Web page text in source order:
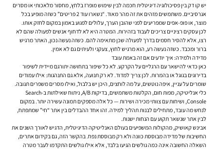
יש קו דק בין פסיכולוגיה דיגיטלית חכמה לבין שימוש מופרז בלחץ, מחסור מלאכותי או מסרים
אגרסיביים. משתמשים מזהים את זה מהר מאוד. “נשארו עוד 2 פריטים” כשזה מופיע בכל
מוצר, או פופ-אפים שמפריעים לפני שהובן הערך, עלולים לפגוע באמון במקום לחזק אותו.
לכן עסקים רציניים צריכים לעבוד בזהירות. המטרה היא לא לדחוף אנשים לפעולה שהם לא
רצו, אלא להסיר חסמים בדרך לפעולה שכן מתאימה להם. כשזה נעשה נכון, האתר מרגיש
ברור ומכבד. כשזה נעשה רע, הוא מרגיש לחוץ, צעקני ולעיתים גם לא אמין.
מדידה ולמידה: איך יודעים אם זה באמת עובד
כאן כדאי להישאר עם הרגליים על הקרקע. לא כל שיפור בתחושה יתורגם מיידית לשיפור
בדירוגים בגוגל או בהמרות. לכן צריך למדוד. לא רק תנועה, אלא גם התנהגות: אילו עמודים
שומרים על עניין, איפה נוטשים, על מה לוחצים, היכן יש בלבול, ואילו מסרים משפרים תגובה.
כלי אנליטיקה, מפות חום, הקלטות משתמשים, בדיקות A/B, ניתוח שאילתות ב-Search
Console, ושיחות עם צוותי מכירה ושירות — כל אלה מספקים תמונה עשירה יותר. במקום
לנחש מה עובד, מתחילים לבנות תהליך למידה. זהו אחד ההבדלים בין אתר “חי” שמתפתח,
לבין אתר שנשאר תקוע עם הנחות ישנות.
אבינש קאושיק, מהקולות המשפיעים בעולם האנליטיקה הדיגיטלית, הדגיש לאורך השנים את
החשיבות של מדידה מבוססת כוונה ולא רק מבוססת נפח. בהקשר הזה, גם בקידום אתרים,
השאלה החשובה אינה כמה גולשים הגיעו בלבד, אלא אילו גולשים התקדמו לעבר מטרה